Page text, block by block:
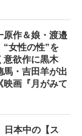
原作＆娘・渡邉
“女性の性”を
意欲作に黒木
馬・吉田羊が出
映画『月がみて
日本中の【ス